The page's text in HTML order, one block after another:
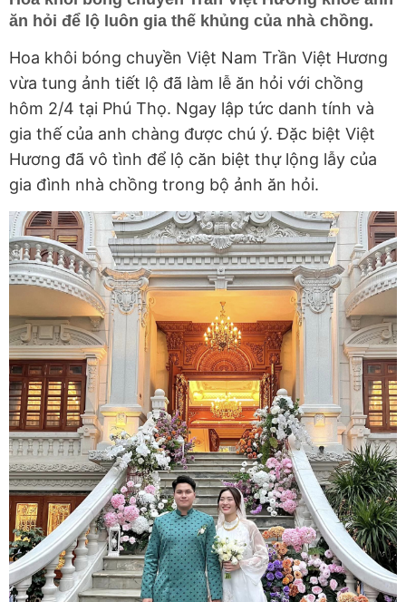
ăn hỏi để lộ luôn gia thế khủng của nhà chồng.
Hoa khôi bóng chuyền Việt Nam Trần Việt Hương
vừa tung ảnh tiết lộ đã làm lễ ăn hỏi với chồng
hôm 2/4 tại Phú Thọ. Ngay lập tức danh tính và
gia thế của anh chàng được chú ý. Đặc biệt Việt
Hương đã vô tình để lộ căn biệt thự lộng lẫy của
gia đình nhà chồng trong bộ ảnh ăn hỏi.